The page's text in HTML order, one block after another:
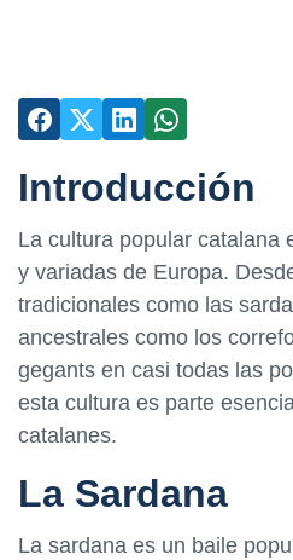
Introducción
La cultura popular catalana
y variadas de Europa.
tradicionales como las
ancestrales como los
gegants en casi todas las
esta cultura es parte
catalanes.
La Sardana
La sardana es un baile